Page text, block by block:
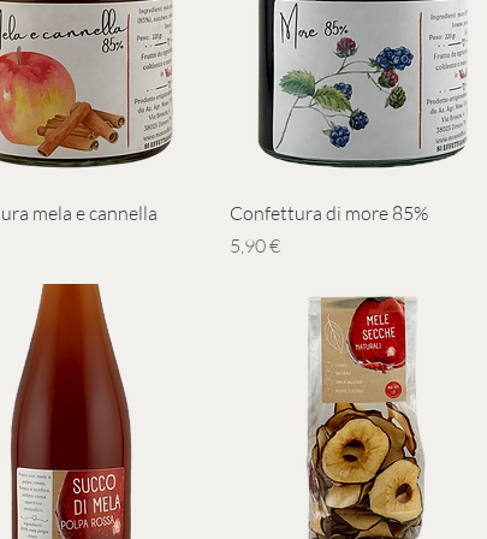
Vista rapida
mela e cannella
Vista rapida
Confettura di more 85%
Prezzo
5,90 €